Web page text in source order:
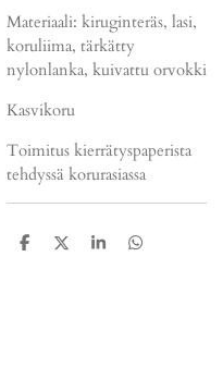
Materiaali: kiruginteräs, lasi,
koruliima, tärkätty
nylonlanka, kuivattu orvokki
Kasvikoru
Toimitus kierrätyspaperista
tehdyssä korurasiassa
J
J
J
J